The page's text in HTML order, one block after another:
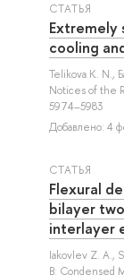
СТАТЬЯ
Extremely
cooling
Telikova K. N.,
Notices of the
5974–5983
Добавлено: 4
СТАТЬЯ
Flexural
bilayer
interlayer
Iakovlev Z. A.,
B: Condensed